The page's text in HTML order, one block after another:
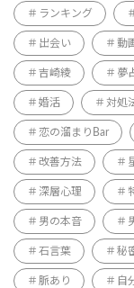
ランキング
出会い 動
吉崎綾 夢
婚活 対処
恋の溜まりBar
改善方法
深層心理
男の本音
石言葉 秘
脈あり 自